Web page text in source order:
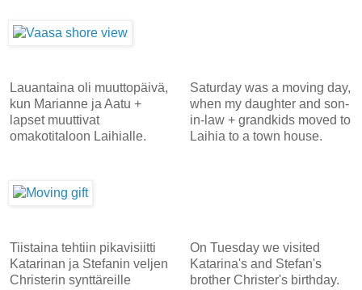
Lauantaina oli muuttopäivä,
kun Marianne ja Aatu +
lapset muuttivat
omakotitaloon Laihialle.
Saturday was a moving day,
when my daughter and son-
in-law + grandkids moved to
Laihia to a town house.
Tiistaina tehtiin pikavisiitti
Katarinan ja Stefanin veljen
Christerin synttäreille
On Tuesday we visited
Katarina's and Stefan's
brother Christer's birthday.